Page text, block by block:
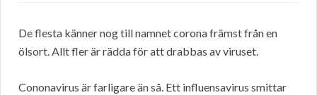
De flesta känner nog till namnet corona främst från en
ölsort. Allt fler är rädda för att drabbas av viruset.
Cononavirus är farligare än så. Ett influensavirus smittar